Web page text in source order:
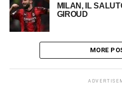
MILAN, IL
GIROUD
MORE